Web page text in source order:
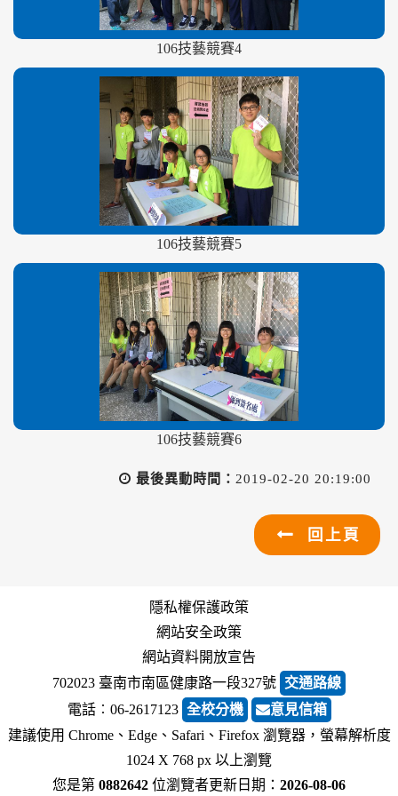
106技藝競賽4
106技藝競賽5
106技藝競賽6
最後異動時間： 2019-02-20 20:19:00
回上頁
隱私權保護政策
網站安全政策
網站資料開放宣告
702023 臺南市南區健康路一段327號 交通路線
電話︰06-2617123 全校分機
意見信箱
建議使用 Chrome、Edge、Safari、Firefox 瀏覽器，螢幕解析度
1024 X 768 px 以上瀏覽
您是第 0882642 位瀏覽者更新日期： 2026-08-06